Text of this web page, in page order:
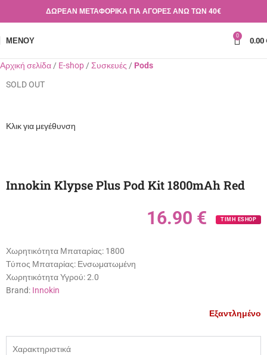
ΔΩΡΕΑΝ ΜΕΤΑΦΟΡΙΚΑ ΓΙΑ ΑΓΟΡΕΣ ΑΝΩ ΤΩΝ 40€
ΜΕΝΟΎ 0 0.00
Αρχική σελίδα E-shop Συσκευές
Pods
SOLD OUT
Κλικ για μεγέθυνση
Innokin Klypse Plus Pod Kit 1800mAh Red
16.90 € ΤΙΜΗ ESHOP
Χωρητικότητα Μπαταρίας: 1800
Τύπος Μπαταρίας: Ενσωματωμένη
Χωρητικότητα Υγρού:2.0
Brand: Innokin
Εξαντλημένο
Χαρακτηριστικά